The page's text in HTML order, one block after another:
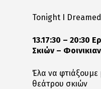
Tonight I
13.17:30 – 20:30
Σκιών –
Έλα να φτιάξουμε
θεάτρου σκιών